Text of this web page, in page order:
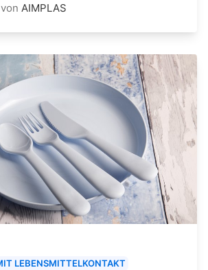
von AIMPLAS
LEBENSMITTELKONTAKT